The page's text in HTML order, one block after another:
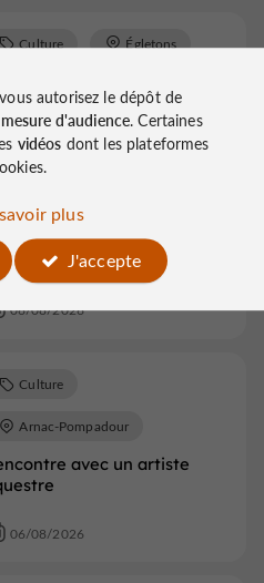
Culture Égletons
06/08/2026
: Uzerche se met en
06/08/2026
avec un artiste
Culture
Arnac-Pompadour
06/08/2026
autorisez le dépôt de
mesure d'audience. Certaines
vidéos dont les plateformes
plus
J'accepte